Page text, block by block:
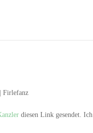
|Firlefanz
diesen Link gesendet.